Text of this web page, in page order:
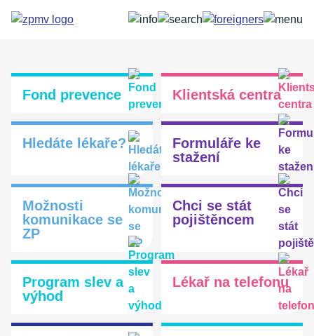
Fond prevence Klientská centra
Hledáte lékaře?
Formuláře ke
stažení
Možnosti
komunikace se
ZP
Chci se stát
pojištěncem
Program slev a
výhod
Lékař na telefonu